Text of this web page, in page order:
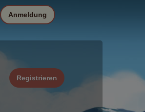
Registrieren
Anmeldung